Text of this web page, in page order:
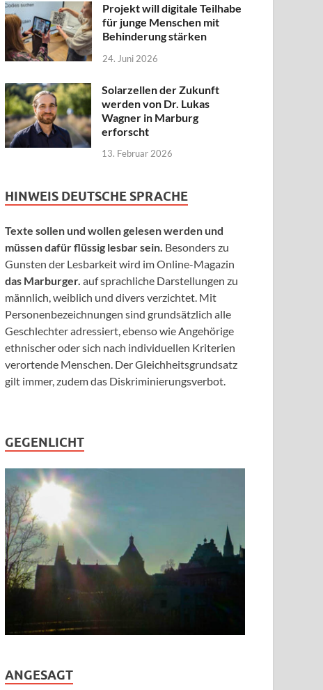
Projekt will digitale Teilhabe
für junge Menschen mit
Behinderung stärken
24. Juni 2026
Solarzellen der Zukunft
werden von Dr. Lukas
Wagner in Marburg
erforscht
13. Februar 2026
HINWEIS DEUTSCHE SPRACHE
Texte sollen und wollen gelesen werden und
müssen dafür flüssig lesbar sein. Besonders zu
Gunsten der Lesbarkeit wird im Online-Magazin
das Marburger. auf sprachliche Darstellungen zu
männlich, weiblich und divers verzichtet. Mit
Personenbezeichnungen sind grundsätzlich alle
Geschlechter adressiert, ebenso wie Angehörige
ethnischer oder sich nach individuellen Kriterien
verortende Menschen. Der Gleichheitsgrundsatz
gilt immer, zudem das Diskriminierungsverbot.
GEGENLICHT
ANGESAGT